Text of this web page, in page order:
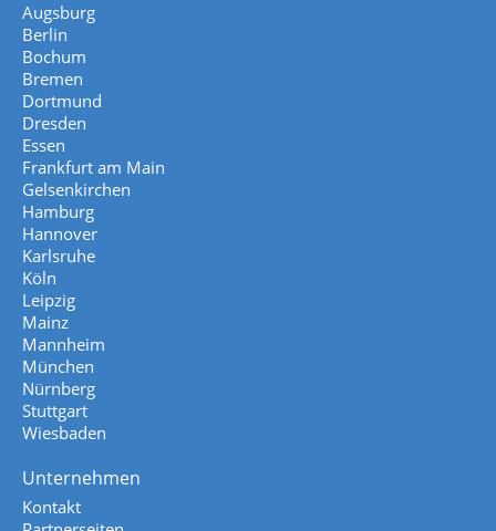
Augsburg
Berlin
Bochum
Bremen
Dortmund
Dresden
Essen
Frankfurt am Main
Gelsenkirchen
Hamburg
Hannover
Karlsruhe
Köln
Leipzig
Mainz
Mannheim
München
Nürnberg
Stuttgart
Wiesbaden
Unternehmen
Kontakt